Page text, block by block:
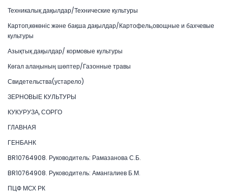
Техникалық дақылдар/Технические культуры
Картоп,көкөніс және бақша дақылдар/Картофель,овощные и бахчевые
культуры
Азықтық дақылдар/ кормовые культуры
Көгал алаңының шөптер/Газонные травы
Свидетельства(устарело)
ЗЕРНОВЫЕ КУЛЬТУРЫ
КУКУРУЗА, СОРГО
ГЛАВНАЯ
ГЕНБАНК
BR10764908. Руководитель: Рамазанова С.Б.
BR10764908. Руководитель: Амангалиев Б.М.
ПЦФ МСХ РК